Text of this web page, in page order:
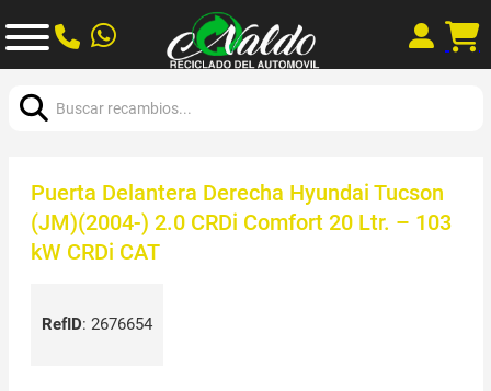
Puerta Delantera Derecha Hyundai Tucson
(JM)(2004-) 2.0 CRDi Comfort 20 Ltr. – 103
kW CRDi CAT
RefID: 2676654